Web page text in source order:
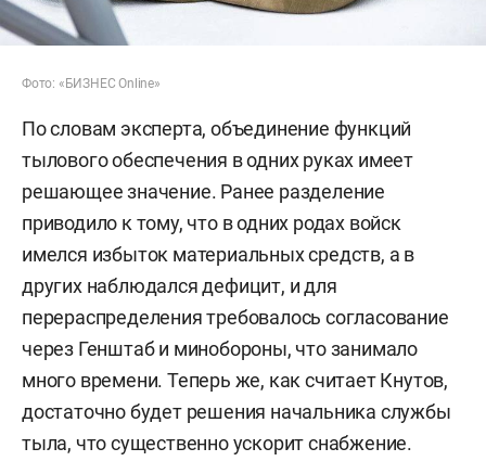
Фото: «БИЗНЕС Online»
По словам эксперта, объединение функций
тылового обеспечения в одних руках имеет
решающее значение. Ранее разделение
приводило к тому, что в одних родах войск
имелся избыток материальных средств, а в
других наблюдался дефицит, и для
перераспределения требовалось согласование
через Генштаб и минобороны, что занимало
много времени. Теперь же, как считает Кнутов,
достаточно будет решения начальника службы
тыла, что существенно ускорит снабжение.